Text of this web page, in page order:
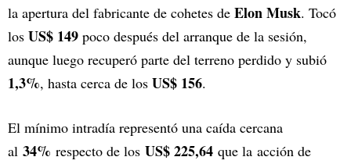
la apertura del fabricante de cohetes de Elon Musk. Tocó
los US$ 149 poco después del arranque de la sesión,
aunque luego recuperó parte del terreno perdido y subió
1,3%, hasta cerca de los US$ 156.
El mínimo intradía representó una caída cercana
al 34% respecto de los US$ 225,64 que la acción de